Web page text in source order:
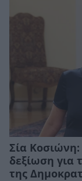
Σία
δεξίωση για
της